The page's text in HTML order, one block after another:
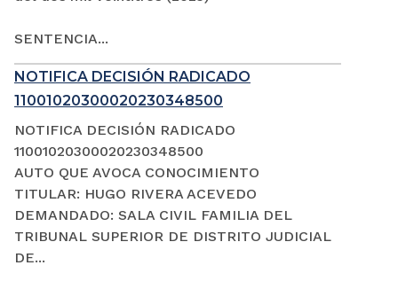
SENTENCIA...
NOTIFICA DECISIÓN RADICADO
11001020300020230348500
NOTIFICA DECISIÓN RADICADO
11001020300020230348500
AUTO QUE AVOCA CONOCIMIENTO
TITULAR: HUGO RIVERA ACEVEDO
DEMANDADO: SALA CIVIL FAMILIA DEL
TRIBUNAL SUPERIOR DE DISTRITO JUDICIAL
DE...